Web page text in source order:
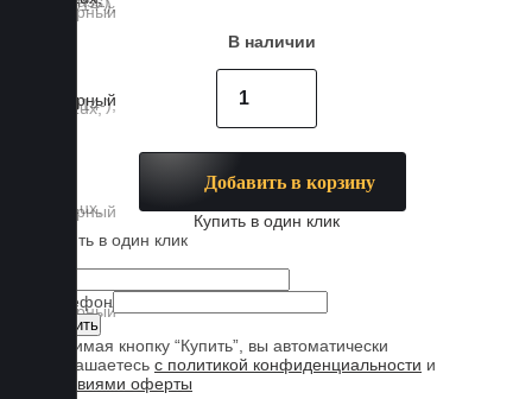
В наличии
Добавить в корзину
Купить в один клик
Купить в один клик
Телефон
Нажимая кнопку “Купить”, вы автоматически
соглашаетесь с политикой конфиденциальности и
условиями оферты